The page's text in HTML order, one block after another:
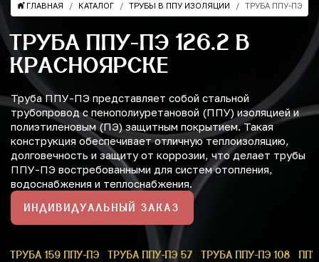
ГЛАВНАЯ КАТАЛОГ ТРУБЫ В ППУ ИЗОЛЯЦИИ ТРУБА ППУ-ПЭ
ТРУБА ППУ-ПЭ 126.2 В
КРАСНОЯРСКЕ
Труба ППУ-ПЭ представляет собой стальной
трубопровод с пенополиуретановой (ППУ) изоляцией и
полиэтиленовым (ПЭ) защитным покрытием. Такая
конструкция обеспечивает отличную теплоизоляцию,
долговечность и защиту от коррозии, что делает трубы
ППУ-ПЭ востребованными для систем отопления,
водоснабжения и теплоснабжения.
ИНДИВИДУАЛЬНЫЙ ЗАКАЗ
ТРУБА 159 ППУ-ПЭ ТРУБА ППУ-ПЭ 57 ТРУБА ППУ-ПЭ 108